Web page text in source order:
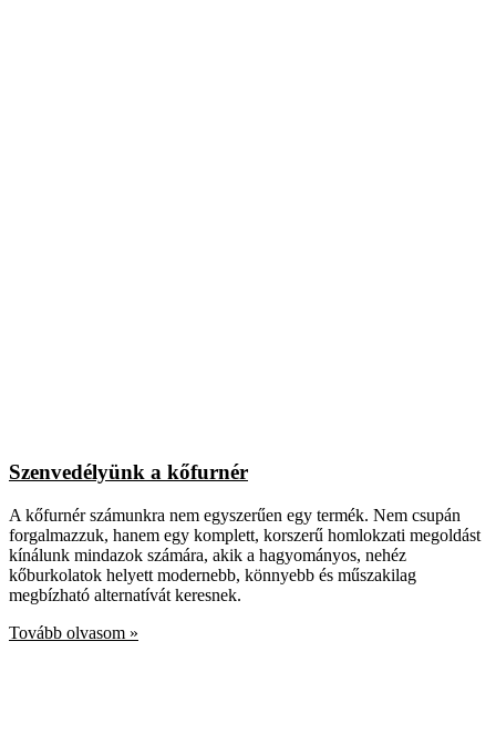
Szenvedélyünk a kőfurnér
A kőfurnér számunkra nem egyszerűen egy termék. Nem csupán
forgalmazzuk, hanem egy komplett, korszerű homlokzati megoldást
kínálunk mindazok számára, akik a hagyományos, nehéz
kőburkolatok helyett modernebb, könnyebb és műszakilag
megbízható alternatívát keresnek.
Tovább olvasom »